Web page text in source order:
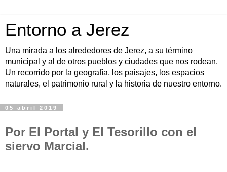
Entorno a Jerez
Una mirada a los alrededores de Jerez, a su término
municipal y al de otros pueblos y ciudades que nos rodean.
Un recorrido por la geografía, los paisajes, los espacios
naturales, el patrimonio rural y la historia de nuestro entorno.
05 abril 2019
Por El Portal y El Tesorillo con el
siervo Marcial.